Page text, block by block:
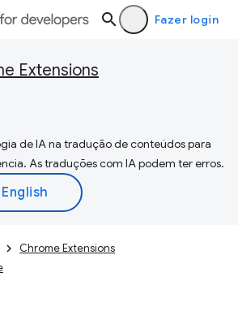
Fazer login
Extensions
de IA na tradução de conteúdos para
As traduções com IA podem ter erros.
Chrome Extensions